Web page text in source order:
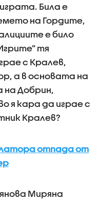
Била е
на Гордите,
е било
тя
с Кралев,
а в основата на
на Добрин,
я кара да играе с
Кралев?
отпада от
Миряна